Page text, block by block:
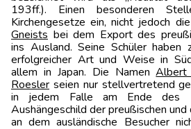
193ff.). Einen besonderen
Kirchengesetze ein, nicht jedoch
Gneists bei dem Export des
ins Ausland. Seine Schüler haben
erfolgreicher Art und Weise in
allem in Japan. Die NamenAlbert
Roesler seien nur stellvertretend
in jedem Falle am Ende des
Aushängeschild der preußischen
an dem ausländische Besucher